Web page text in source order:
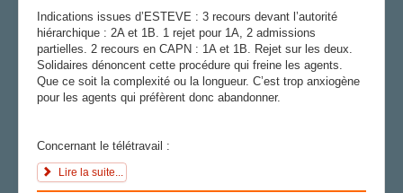
Indications issues d’ESTEVE : 3 recours devant l’autorité
hiérarchique : 2A et 1B. 1 rejet pour 1A, 2 admissions
partielles. 2 recours en CAPN : 1A et 1B. Rejet sur les deux.
Solidaires dénoncent cette procédure qui freine les agents.
Que ce soit la complexité ou la longueur. C’est trop anxiogène
pour les agents qui préfèrent donc abandonner.
Concernant le télétravail :
Lire la suite...